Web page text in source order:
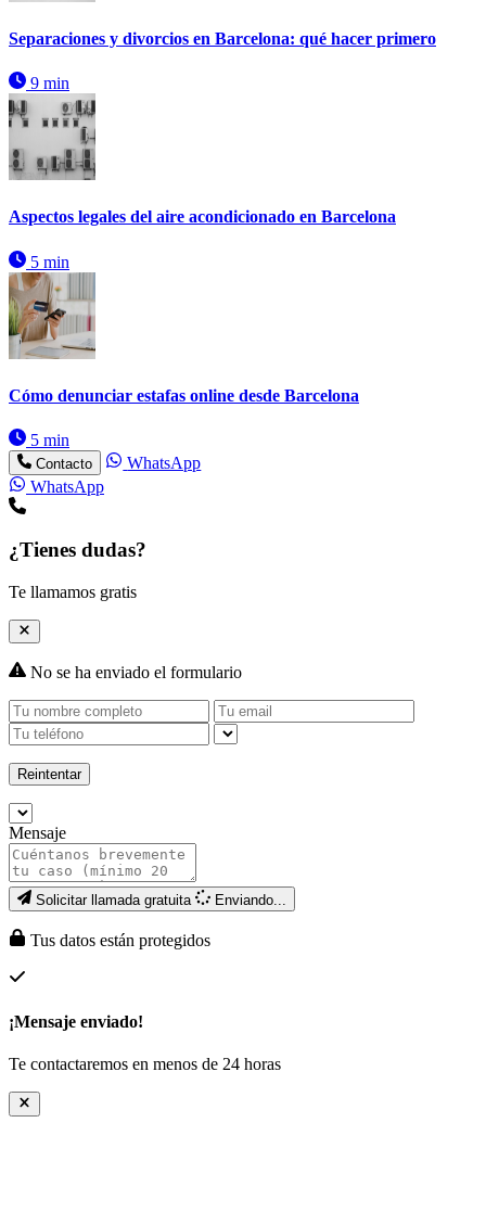
Separaciones y divorcios en Barcelona: qué hacer primero
9 min
Aspectos legales del aire acondicionado en Barcelona
5 min
Cómo denunciar estafas online desde Barcelona
5 min
Contacto
WhatsApp
WhatsApp
¿Tienes dudas?
Te llamamos gratis
No se ha enviado el formulario
Reintentar
Mensaje
Solicitar llamada gratuita Enviando...
Tus datos están protegidos
¡Mensaje enviado!
Te contactaremos en menos de 24 horas